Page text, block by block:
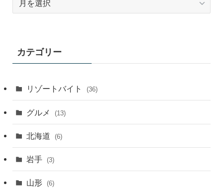
ブ
カテゴリー
リゾートバイト (36)
グルメ (13)
北海道 (6)
岩手 (3)
山形 (6)